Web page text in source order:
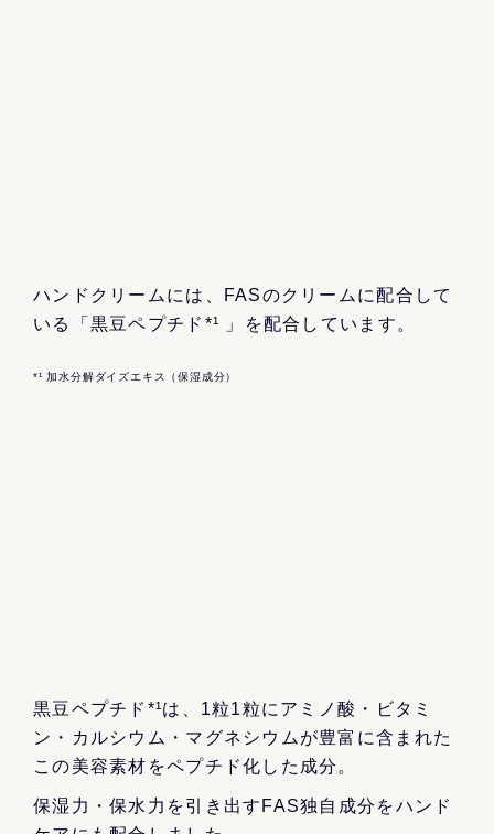
ハンドクリームには、FASのクリームに配合して
いる「黒豆ペプチド*¹ 」を配合しています。
*¹ 加水分解ダイズエキス（保湿成分）
黒豆ペプチド*¹は、1粒1粒にアミノ酸・ビタミ
ン・カルシウム・マグネシウムが豊富に含まれた
この美容素材をペプチド化した成分。
保湿力・保水力を引き出すFAS独自成分をハンド